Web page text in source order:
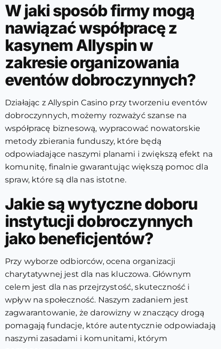
W jaki sposób firmy mogą
nawiązać współpracę z
kasynem Allyspin w
zakresie organizowania
eventów dobroczynnych?
Działając z Allyspin Casino przy tworzeniu eventów
dobroczynnych, możemy rozważyć szanse na
współpracę biznesową, wypracować nowatorskie
metody zbierania funduszy, które będą
odpowiadające naszymi planami i zwiększą efekt na
komunitę, finalnie gwarantując większą pomoc dla
spraw, które są dla nas istotne.
Jakie są wytyczne doboru
instytucji dobroczynnych
jako beneficjentów?
Przy wyborze odbiorców, ocena organizacji
charytatywnej jest dla nas kluczowa. Głównym
celem jest dla nas przejrzystość, skuteczność i
wpływ na społeczność. Naszym zadaniem jest
zagwarantowanie, że darowizny w znaczący drogą
pomagają fundacje, które autentycznie odpowiadają
naszymi zasadami i komunitami, którym